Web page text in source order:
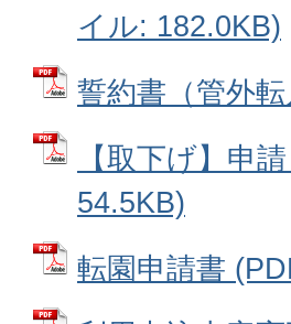
イル: 182.0KB)
誓約書（管外
【取下げ】申
54.5KB)
転園申請書